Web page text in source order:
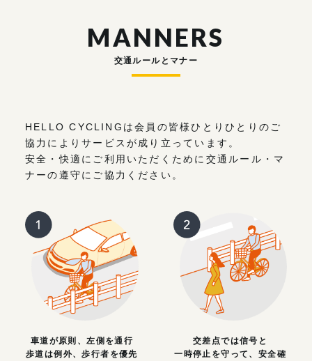
MANNERS
交通ルールとマナー
HELLO CYCLINGは会員の皆様ひとりひとりのご
協力によりサービスが成り立っています。
安全・快適にご利用いただくために交通ルール・マ
ナーの遵守にご協力ください。
車道が原則、左側を通行
歩道は例外、歩行者を優先
交差点では信号と
一時停止を守って、安全確